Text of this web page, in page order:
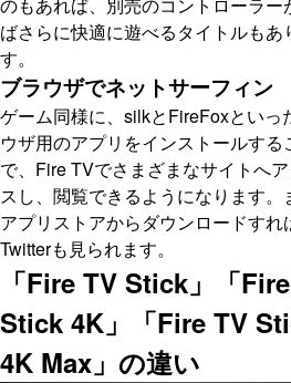
のもあれば、別売のコントローラー
ばさらに快適に遊べるタイトルもあ
す。
ブラウザでネットサーフィン
ゲーム同様に、silkとFireFoxといっ
ウザ用のアプリをインストールする
で、Fire TVでさまざまなサイトへ
スし、閲覧できるようになります。
アプリストアからダウンロードすれ
Twitterも見られます。
「Fire TV Stick」「
Stick 4K」「Fire TV
4K Max」の違い